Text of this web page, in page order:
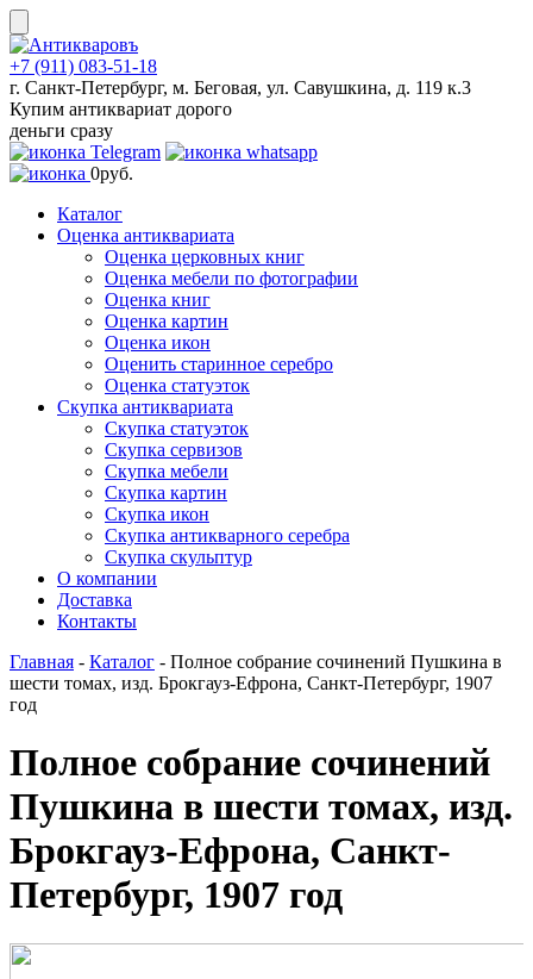
Skip
to
content
+7 (911) 083-51-18
г. Санкт-Петербург, м. Беговая, ул. Савушкина, д. 119 к.3
Купим антиквариат дорого
деньги сразу
0руб.
Каталог
Оценка антиквариата
Оценка церковных книг
Оценка мебели по фотографии
Оценка книг
Оценка картин
Оценка икон
Оценить старинное серебро
Оценка статуэток
Скупка антиквариата
Скупка статуэток
Скупка сервизов
Скупка мебели
Скупка картин
Скупка икон
Скупка антикварного серебра
Скупка скульптур
О компании
Доставка
Контакты
Главная - Каталог - Полное собрание сочинений Пушкина в
шести томах, изд. Брокгауз-Ефрона, Санкт-Петербург, 1907
год
Полное собрание сочинений
Пушкина в шести томах, изд.
Брокгауз-Ефрона, Санкт-
Петербург, 1907 год